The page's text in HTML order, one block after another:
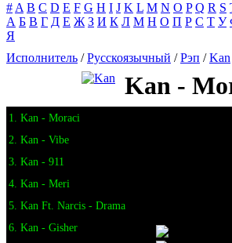
# A B C D E F G H I J K L M N O P Q R S
А Б В Г Д Е Ж З И К Л М Н О П Р С Т У
Я
Исполнитель /Русскоязычный /Рэп /Kan
Kan -
1. Kan - Moraci
2. Kan - Vibe
3. Kan - 911
4. Kan - Meri
5. Kan Ft. Narcis - Drama
6. Kan - Gisher